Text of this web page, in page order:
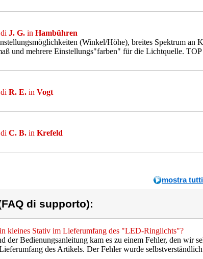
di J. G. in Hambühren
(Winkel/Höhe), breites Spektrum an
und mehrere Einstellungs"farben" für die Lichtquelle. TOP
di R. E. in Vogt
di C. B. in Krefeld
mostra
di supporto):
kleines Stativ im Lieferumfang des "LED-Ringlichts"?
der Bedienungsanleitung kam es zu einem Fehler, den wir
des Artikels. Der Fehler wurde